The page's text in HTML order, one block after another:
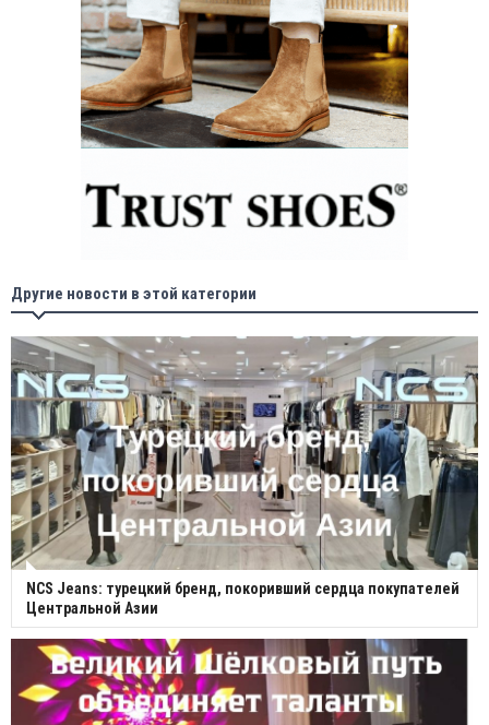
Другие новости в этой категории
NCS Jeans: турецкий бренд, покоривший сердца покупателей
Центральной Азии